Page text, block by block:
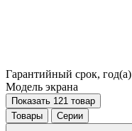
Гарантийный срок, год(а)
Модель экрана
Показать 121 товар
Товары
Серии